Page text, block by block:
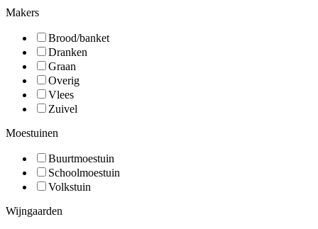
Makers
Brood/banket
Dranken
Graan
Overig
Vlees
Zuivel
Moestuinen
Buurtmoestuin
Schoolmoestuin
Volkstuin
Wijngaarden